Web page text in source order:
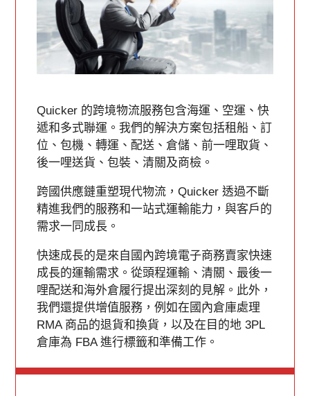
Quicker 的跨境物流服務包含海運、空運、快
遞和多式聯運。我們的解決方案包括租船、訂
位、包機、轉運、配送、倉儲、前一哩取貨、
後一哩送貨、包裝、清關及商檢。
跨國供應鏈重塑現代物流，Quicker 透過不斷
精進我們的服務和一站式運輸能力，與客戶的
需求一同成長。
快速成長的是來自國內跨境電子商務賣家快速
成長的運輸需求。從頭程運輸、清關、最後一
哩配送和海外倉履行提出深刻的見解。此外，
我們還提供增值服務，例如在國內倉庫處理
RMA 商品的退貨和換貨，以及在目的地 3PL
倉庫為 FBA 進行標籤和準備工作。